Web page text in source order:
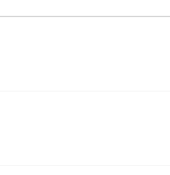
ヘッドレスト ハンガー付き 高反発クッ